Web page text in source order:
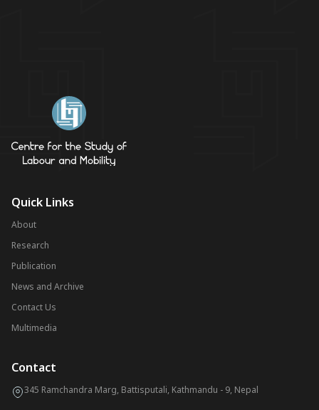
Quick Links
About
Research
Publication
News and Archive
Contact Us
Multimedia
Contact
345 Ramchandra Marg, Battisputali, Kathmandu - 9, Nepal